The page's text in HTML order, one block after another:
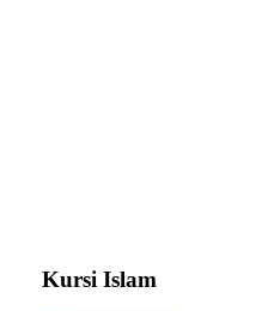
Kursi Islam